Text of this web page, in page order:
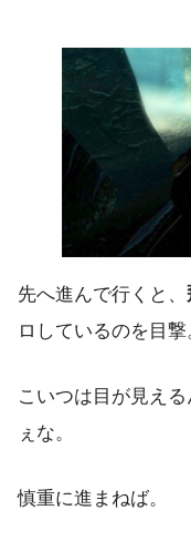
先へ進んで行くと、
ロしているのを目撃
こいつは目が見え
ぇな。
慎重に進まねば。